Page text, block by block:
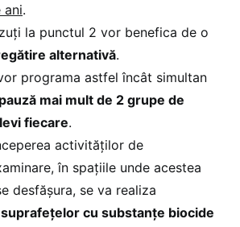
ani.
la punctul 2 vor benefica de o
alternativă.
programa astfel încât simultan
mai mult de 2 grupe de
fiecare.
activităților de
în spațiile unde acestea
desfășura, se va realiza
cu substanțe biocide